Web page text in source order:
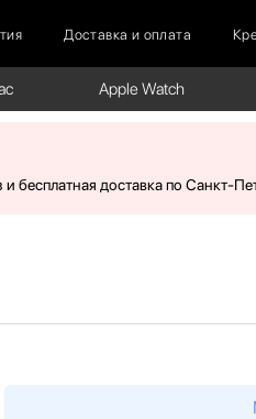
Доставка и оплата
Apple Watch
бесплатная доставка по Санкт-